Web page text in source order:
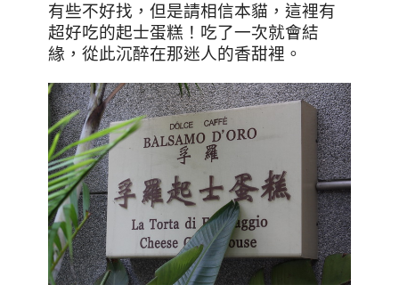
有些不好找，但是請相信本貓，這裡有
超好吃的起士蛋糕！吃了一次就會結
緣，從此沉醉在那迷人的香甜裡。